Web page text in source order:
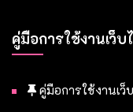
คู่มือการใช้งานเว็บ
คู่มือการใช้งานเว็